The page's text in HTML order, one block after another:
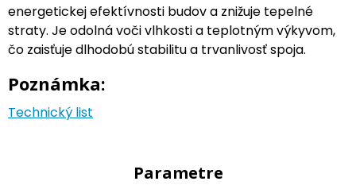
energetickej efektívnosti budov a znižuje tepelné
straty. Je odolná voči vlhkosti a teplotným výkyvom,
čo zaisťuje dlhodobú stabilitu a trvanlivosť spoja.
Poznámka:
Technický list
Parametre